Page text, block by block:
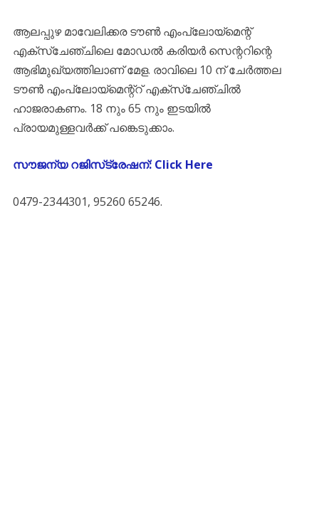
ആലപ്പുഴ മാവേലിക്കര ടൗണ്‍ എംപ്ലോയ്‌മെന്റ്
എക്‌സ്‌ചേഞ്ചിലെ മോഡല്‍ കരിയര്‍ സെന്ററിന്റെ
ആഭിമുഖ്യത്തിലാണ് മേള. രാവിലെ 10 ന് ചേര്‍ത്തല
ടൗണ്‍ എംപ്ലോയ്‌മെന്റ്‌റ് എക്‌സ്‌ചേഞ്ചില്‍
ഹാജരാകണം. 18 നും 65 നും ഇടയില്‍
പ്രായമുള്ളവര്‍ക്ക് പങ്കെടുക്കാം.
സൗജന്യ റജിസ്‌ട്രേഷന്: Click Here
0479-2344301, 95260 65246.